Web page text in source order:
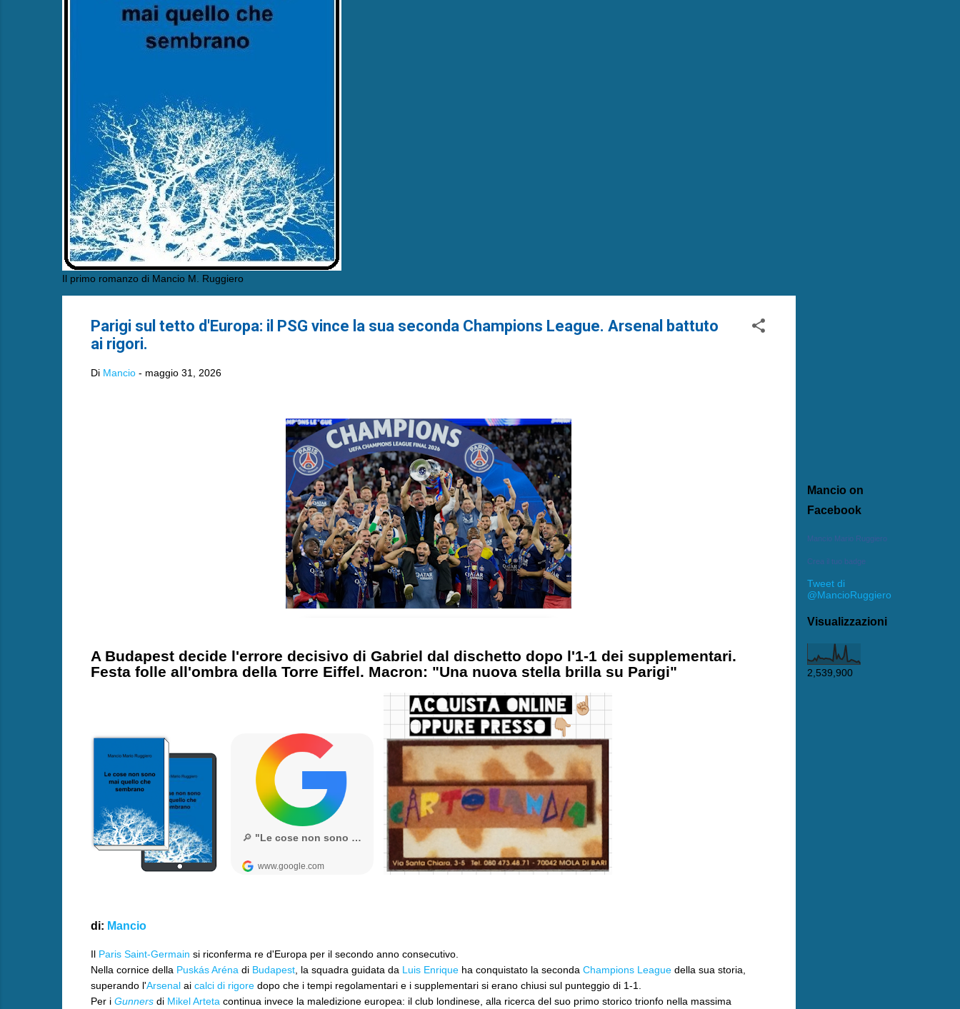
Mancio on
Facebook
Mancio Mario Ruggiero
Crea il tuo badge
Tweet di
@MancioRuggiero
Visualizzazioni
2,539,900
Il primo romanzo di Mancio M. Ruggiero
Parigi sul tetto d'Europa: il PSG vince la sua seconda Champions League. Arsenal battuto
ai rigori.
Di Mancio - maggio 31, 2026
A Budapest decide l'errore decisivo di Gabriel dal dischetto dopo l'1-1 dei supplementari.
Festa folle all'ombra della Torre Eiffel. Macron: "Una nuova stella brilla su Parigi"
di: Mancio
Il Paris Saint-Germain si riconferma re d'Europa per il secondo anno consecutivo.
Nella cornice della Puskás Arénadi Budapest, la squadra guidata da Luis Enriqueha conquistato la seconda Champions Leaguedella sua storia,
superando l'Arsenalai calci di rigoredopo che i tempi regolamentari e i supplementari si erano chiusi sul punteggio di 1-1.
Per i Gunnersdi Mikel Artetacontinua invece la maledizione europea: il club londinese, alla ricerca del suo primo storico trionfo nella massima